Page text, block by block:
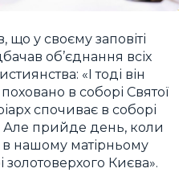
що у своєму заповіті
об’єднання всіх
«І тоді він
в соборі Святої
спочиває в соборі
Але прийде день, коли
в нашому матірньому
Києва».